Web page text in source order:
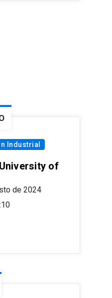
Industrial
of
de 2024